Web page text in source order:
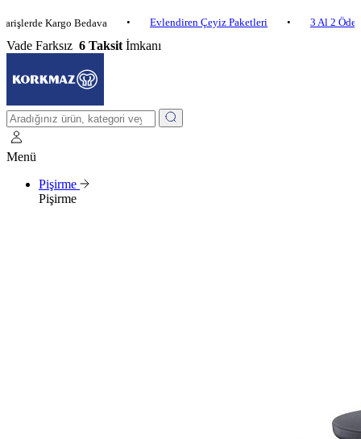
Kargo Bedava • Evlendiren Çeyiz Paketleri • 3 Al 2 Öde •
Vade Farksız 6 Taksit İmkanı
Menü
Pişirme
Pişirme